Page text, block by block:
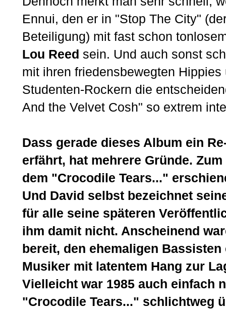
Ennui, den er in "Stop The City"
Beteiligung) mit fast schon
Lou Reed sein. Und auch sonst
mit ihren friedensbewegten
Studenten-Rockern die
And the Velvet Cosh" so extrem
Dass gerade dieses Album ein
erfährt, hat mehrere Gründe.
dem "Crocodile Tears..."
Und David selbst bezeichnet
für alle seine späteren
ihm damit nicht. Anscheinend
bereit, den ehemaligen
Musiker mit latentem Hang zur
Vielleicht war 1985 auch einfach
"Crocodile Tears..." schlichtweg